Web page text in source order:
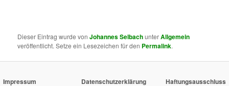
Dieser Eintrag wurde vonJohannes SelbachunterAllgemein
veröffentlicht. Setze ein Lesezeichen für den Permalink.
Impressum Datenschutzerklärung Haftungsausschluss